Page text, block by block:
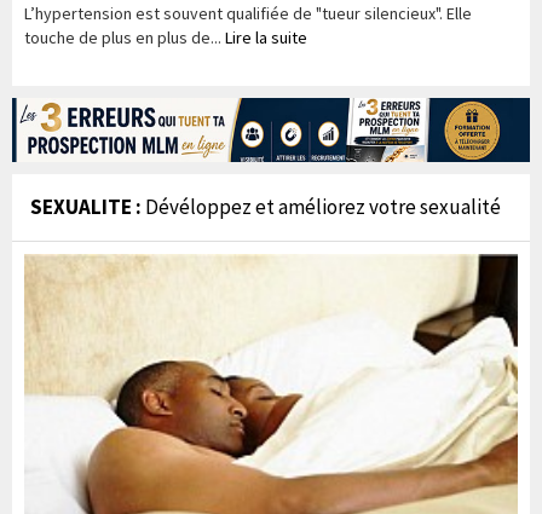
L’hypertension est souvent qualifiée de "tueur silencieux". Elle
touche de plus en plus de... Lire la suite
SEXUALITE : Dévéloppez et améliorez votre sexualité